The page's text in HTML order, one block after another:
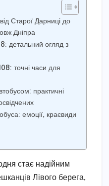
Старої Дарниці до
Дніпра
детальний огляд з
точні часи для
практичні
емоції, краєвиди
стає надійним
Лівого берега,